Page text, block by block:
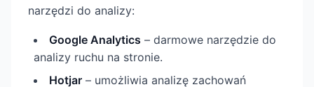
narzędzi do analizy:
Google Analytics – darmowe narzędzie do
analizy ruchu na stronie.
Hotjar – umożliwia analizę zachowań